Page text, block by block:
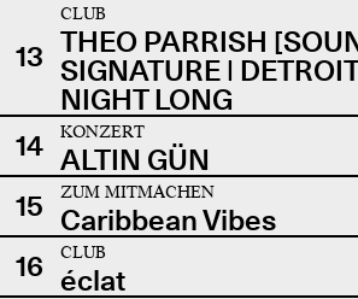
13
CLUB
THEO PARRISH
SIGNATURE |
NIGHT LONG
14
KONZERT
ALTIN GÜN
15
ZUM MITMACHEN
Caribbean Vibes
16
CLUB
éclat